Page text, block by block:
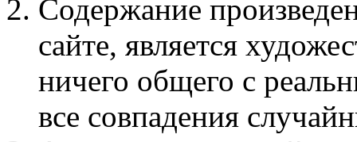
Содержание
сайте, является
ничего общего с
все совпадения